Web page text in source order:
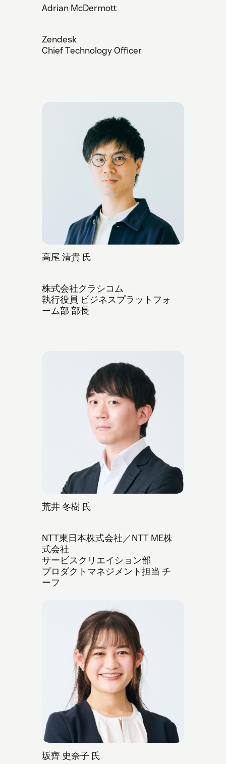
Adrian McDermott
Zendesk
Chief Technology Officer
高尾 清貴 氏
株式会社クラシコム
執行役員 ビジネスプラットフォ
ーム部 部長
荒井 冬樹 氏
NTT東日本株式会社／NTT ME株
式会社
サービスクリエイション部
プロダクトマネジメント担当 チ
ーフ
坂齊 史奈子 氏